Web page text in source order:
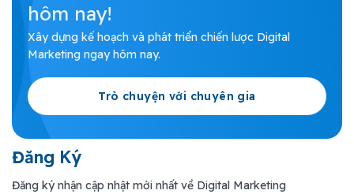
hôm nay!
Xây dựng kế hoạch và phát triển chiến lược Digital
Marketing ngay hôm nay.
Trò chuyện với chuyên gia
Đăng Ký
Đăng ký nhận cập nhật mới nhất về Digital Marketing